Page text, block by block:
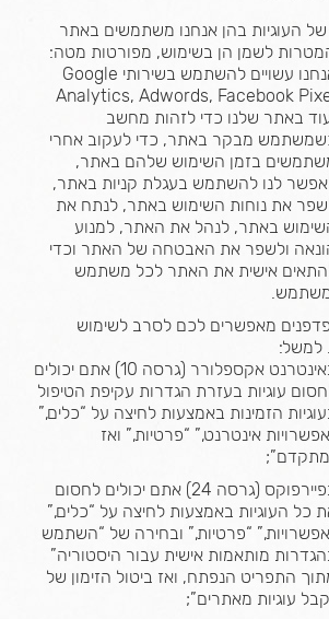
העוגיות בהן אנחנו משתמשים באתר
לשמן הן בשימוש, מפורטות מטה:
אנחנו עשויים להשתמש בשירותי Google
Analytics, Adwords, Facebook
באתר שלנו כדי לזהות מחשב
מבקר באתר, כדי לעקוב אחרי
בזמן השימוש שלהם באתר,
לנו להשתמש בעגלת קניות באתר,
את נוחות השימוש באתר, לנתח את
באתר, לנהל את האתר, למנוע
ולשפר את האבטחה של האתר וכדי
אישית את האתר לכל משתמש
מאפשרים לכם לסרב לשימוש
למשל:
באינטרנט אקספלורר (גרסה 10) אתם יכולים
עוגיות בעזרת הגדרות עקיפת הטיפול
הזמינות באמצעות לחיצה על “כלים,”
אינטרנט,” “פרטיות,” ואז
בפיירפוקס (גרסה 24) אתם יכולים לחסום
כל העוגיות באמצעות לחיצה על “כלים,”
“פרטיות,” ובחירה של “השתמש
מותאמות אישית עבור היסטוריה”
התפריט הנפתח, ואז ביטול הזימון של
עוגיות מאתרים”;